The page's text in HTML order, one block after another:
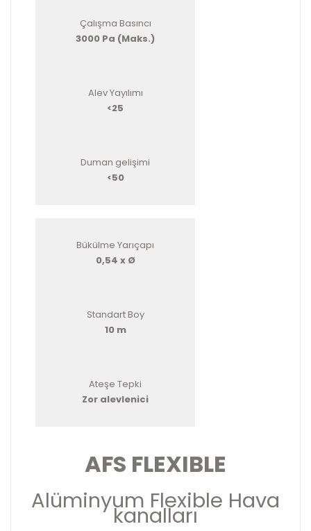
Çalışma Basıncı
3000 Pa (Maks.)
Alev Yayılımı
<25
Duman gelişimi
<50
Bükülme Yarıçapı
0,54 x Ø
Standart Boy
10 m
Ateşe Tepki
Zor alevlenici
AFS FLEXIBLE
Alüminyum Flexible Hava
kanalları